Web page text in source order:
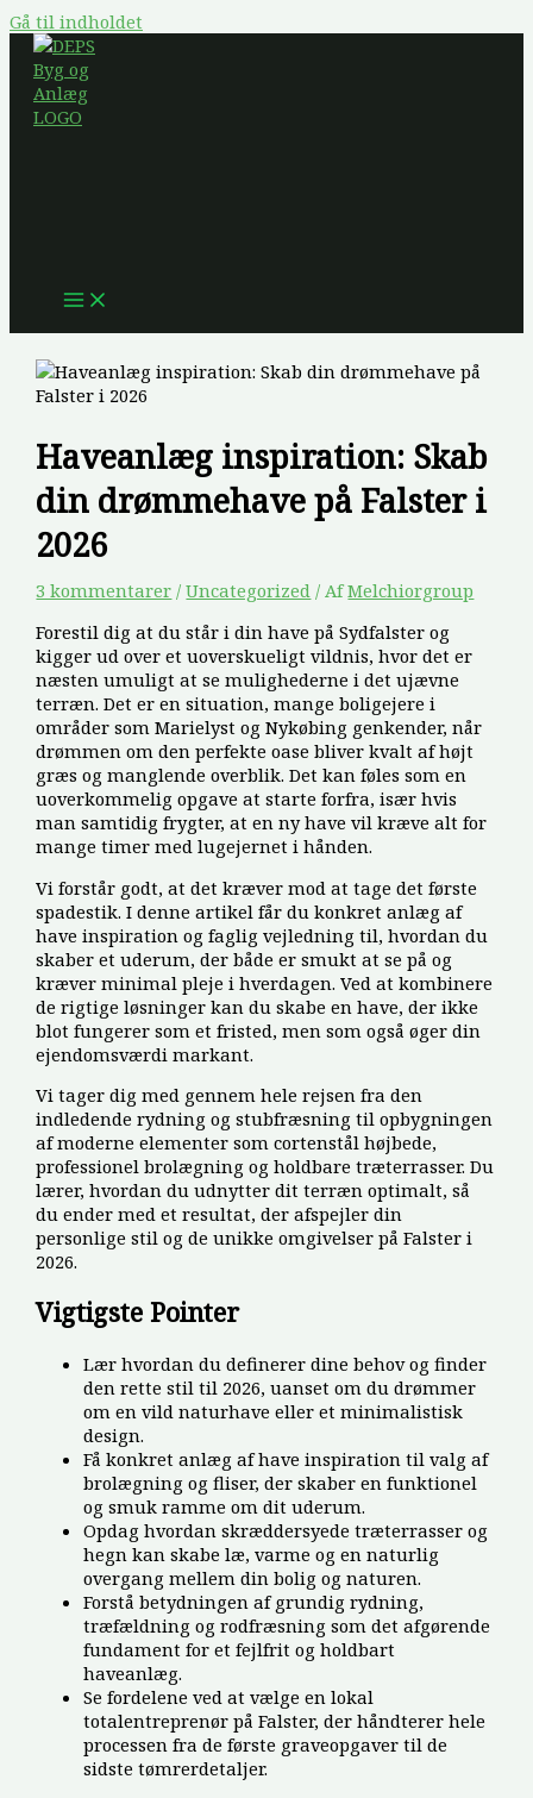
Gå til indholdet
Haveanlæg inspiration: Skab
din drømmehave på Falster i
2026
3 kommentarer /Uncategorized / AfMelchiorgroup
Forestil dig at du står i din have på Sydfalster og
kigger ud over et uoverskueligt vildnis, hvor det er
næsten umuligt at se mulighederne i det ujævne
terræn. Det er en situation, mange boligejere i
områder som Marielyst og Nykøbing genkender, når
drømmen om den perfekte oase bliver kvalt af højt
græs og manglende overblik. Det kan føles som en
uoverkommelig opgave at starte forfra, især hvis
man samtidig frygter, at en ny have vil kræve alt for
mange timer med lugejernet i hånden.
Vi forstår godt, at det kræver mod at tage det første
spadestik. I denne artikel får du konkret anlæg af
have inspiration og faglig vejledning til, hvordan du
skaber et uderum, der både er smukt at se på og
kræver minimal pleje i hverdagen. Ved at kombinere
de rigtige løsninger kan du skabe en have, der ikke
blot fungerer som et fristed, men som også øger din
ejendomsværdi markant.
Vi tager dig med gennem hele rejsen fra den
indledende rydning og stubfræsning til opbygningen
af moderne elementer som cortenstål højbede,
professionel brolægning og holdbare træterrasser. Du
lærer, hvordan du udnytter dit terræn optimalt, så
du ender med et resultat, der afspejler din
personlige stil og de unikke omgivelser på Falster i
2026.
Vigtigste Pointer
Lær hvordan du definerer dine behov og finder
den rette stil til 2026, uanset om du drømmer
om en vild naturhave eller et minimalistisk
design.
Få konkret anlæg af have inspiration til valg af
brolægning og fliser, der skaber en funktionel
og smuk ramme om dit uderum.
Opdag hvordan skræddersyede træterrasser og
hegn kan skabe læ, varme og en naturlig
overgang mellem din bolig og naturen.
Forstå betydningen af grundig rydning,
træfældning og rodfræsning som det afgørende
fundament for et fejlfrit og holdbart
haveanlæg.
Se fordelene ved at vælge en lokal
totalentreprenør på Falster, der håndterer hele
processen fra de første graveopgaver til de
sidste tømrerdetaljer.